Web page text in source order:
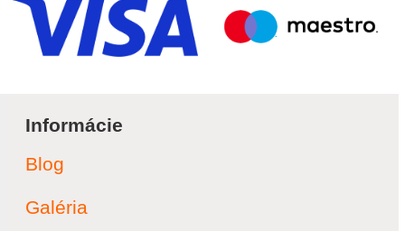
Informácie
Blog
Galéria